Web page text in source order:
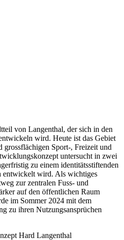
von Langenthal, der sich in den
wird. Heute ist das Gebiet
grossflächigen Sport-, Freizeit und
untersucht in zwei
zu einem identitätsstiftenden
entwickelt wird. Als wichtiges
zur zentralen Fuss- und
auf den öffentlichen Raum
im Sommer 2024 mit dem
zu ihren Nutzungsansprüchen
Hard Langenthal